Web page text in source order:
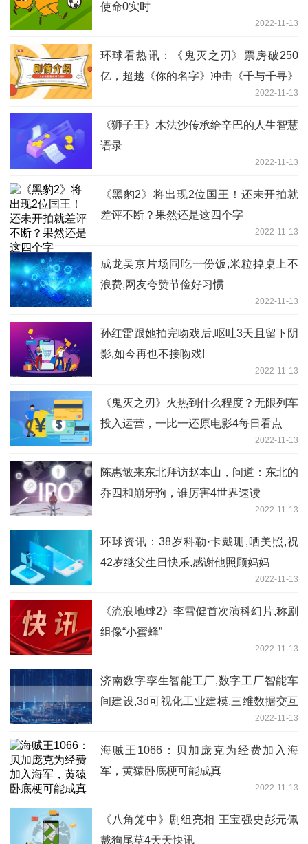
使命0实时
2022-11-13
环球看热讯：《鬼灭之刃》票房破250
亿，超越《你的名字》冲击《千与千寻》
2022-11-13
《狮子王》木法沙传承给辛巴的人生智慧
语录
2022-11-13
《黑豹2》将出现2位国王！还未开拍就
差评不断？果然还是这四个字
2022-11-13
成龙吴京片场同吃一份饭,米粒掉桌上不
浪费,网友夸赞节俭好习惯
2022-11-13
孙红雷跟她拍完吻戏后,呕吐3天且留下阴
影,如今再也不接吻戏!
2022-11-13
《鬼灭之刃》火热到什么程度？无限列车
投入运营，一比一还原电影4每日看点
2022-11-13
陈惠敏来东北拜访赵本山，问道：东北的
乔四和崩牙驹，谁厉害4世界速读
2022-11-13
环球资讯：38岁科勒·卡戴珊,晒美照,祝
42岁继父生日快乐,感谢他照顾妈妈
2022-11-13
《流浪地球2》李雪健首次演科幻片,称剧
组像“小蜜蜂”
2022-11-13
济南数字孪生智能工厂,数字工厂智能车
间建设,3d可视化工业建模,三维数据交互
2022-11-13
海贼王1066：贝加庞克为经费加入海
军，黄猿卧底梗可能成真
2022-11-13
《八角笼中》剧组亮相 王宝强史彭元佩
戴狗尾草4天天快讯